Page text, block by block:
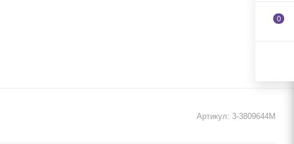
Артикул: 3-3809644M
0